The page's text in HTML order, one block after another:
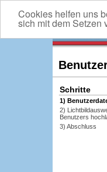
Cookies helfen uns
sich mit dem Setzen
Schritte
1)
2)
Benutzers
3) Abschluss